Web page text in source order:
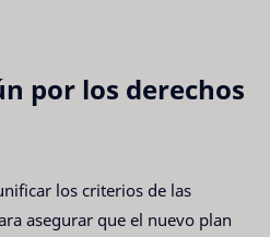
por los derechos
los criterios de las
asegurar que el nuevo plan